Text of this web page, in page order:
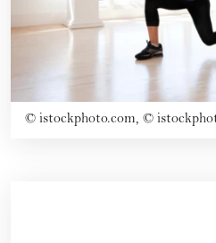
© istockphoto.com, ©